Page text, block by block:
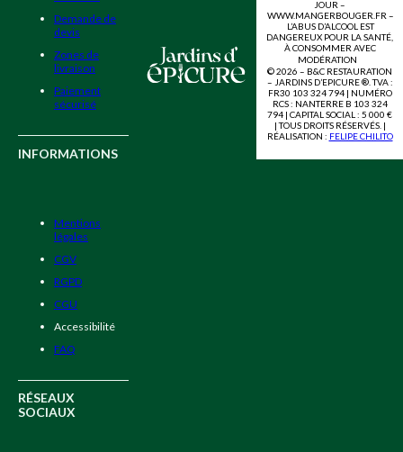
Demande de
devis
Zones de
livraison
Paiement
sécurisé
INFORMATIONS
Mentions
légales
CGV
RGPD
CGU
Accessibilité
FAQ
RÉSEAUX
SOCIAUX
JOUR –
WWW.MANGERBOUGER.FR –
L’ABUS D’ALCOOL EST
DANGEREUX POUR LA SANTÉ,
À CONSOMMER AVEC
MODÉRATION
© 2026 – B&C RESTAURATION
– JARDINS D’EPICURE ®. TVA :
FR30 103 324 794 | NUMÉRO
RCS : NANTERRE B 103 324
794 | CAPITAL SOCIAL : 5 000 €
| TOUS DROITS RÉSERVÉS. |
RÉALISATION : FELIPE CHILITO